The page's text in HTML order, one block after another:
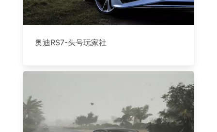
奥迪RS7-头号玩家社